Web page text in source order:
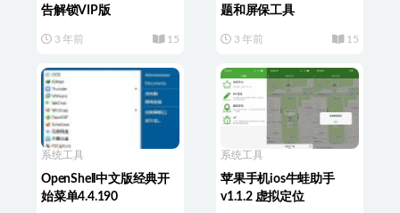
告解锁VIP版
3 年前 15
题和屏保工具
3 年前 15
系统工具
OpenShell中文版经典开
始菜单4.4.190
系统工具
苹果手机ios牛蛙助手
v1.1.2 虚拟定位